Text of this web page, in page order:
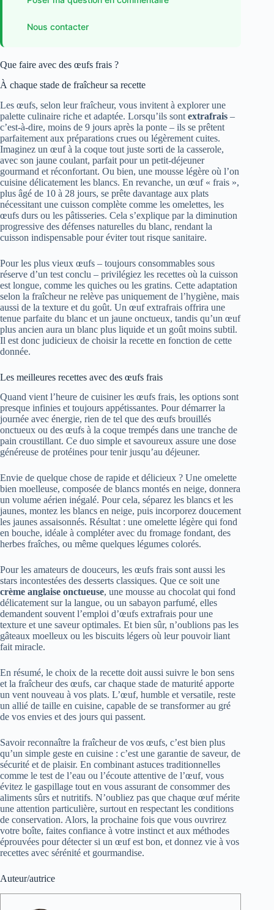
Nous contacter
Que faire avec des œufs frais ?
À chaque stade de fraîcheur sa recette
Les œufs, selon leur fraîcheur, vous invitent à explorer une
palette culinaire riche et adaptée. Lorsqu’ils sont extrafrais –
c’est-à-dire, moins de 9 jours après la ponte – ils se prêtent
parfaitement aux préparations crues ou légèrement cuites.
Imaginez un œuf à la coque tout juste sorti de la casserole,
avec son jaune coulant, parfait pour un petit-déjeuner
gourmand et réconfortant. Ou bien, une mousse légère où l’on
cuisine délicatement les blancs. En revanche, un œuf « frais »,
plus âgé de 10 à 28 jours, se prête davantage aux plats
nécessitant une cuisson complète comme les omelettes, les
œufs durs ou les pâtisseries. Cela s’explique par la diminution
progressive des défenses naturelles du blanc, rendant la
cuisson indispensable pour éviter tout risque sanitaire.
Pour les plus vieux œufs – toujours consommables sous
réserve d’un test conclu – privilégiez les recettes où la cuisson
est longue, comme les quiches ou les gratins. Cette adaptation
selon la fraîcheur ne relève pas uniquement de l’hygiène, mais
aussi de la texture et du goût. Un œuf extrafrais offrira une
tenue parfaite du blanc et un jaune onctueux, tandis qu’un œuf
plus ancien aura un blanc plus liquide et un goût moins subtil.
Il est donc judicieux de choisir la recette en fonction de cette
donnée.
Les meilleures recettes avec des œufs frais
Quand vient l’heure de cuisiner les œufs frais, les options sont
presque infinies et toujours appétissantes. Pour démarrer la
journée avec énergie, rien de tel que des œufs brouillés
onctueux ou des œufs à la coque trempés dans une tranche de
pain croustillant. Ce duo simple et savoureux assure une dose
généreuse de protéines pour tenir jusqu’au déjeuner.
Envie de quelque chose de rapide et délicieux ? Une omelette
bien moelleuse, composée de blancs montés en neige, donnera
un volume aérien inégalé. Pour cela, séparez les blancs et les
jaunes, montez les blancs en neige, puis incorporez doucement
les jaunes assaisonnés. Résultat : une omelette légère qui fond
en bouche, idéale à compléter avec du fromage fondant, des
herbes fraîches, ou même quelques légumes colorés.
Pour les amateurs de douceurs, les œufs frais sont aussi les
stars incontestées des desserts classiques. Que ce soit une
crème anglaise onctueuse, une mousse au chocolat qui fond
délicatement sur la langue, ou un sabayon parfumé, elles
demandent souvent l’emploi d’œufs extrafrais pour une
texture et une saveur optimales. Et bien sûr, n’oublions pas les
gâteaux moelleux ou les biscuits légers où leur pouvoir liant
fait miracle.
En résumé, le choix de la recette doit aussi suivre le bon sens
et la fraîcheur des œufs, car chaque stade de maturité apporte
un vent nouveau à vos plats. L’œuf, humble et versatile, reste
un allié de taille en cuisine, capable de se transformer au gré
de vos envies et des jours qui passent.
Savoir reconnaître la fraîcheur de vos œufs, c’est bien plus
qu’un simple geste en cuisine : c’est une garantie de saveur, de
sécurité et de plaisir. En combinant astuces traditionnelles
comme le test de l’eau ou l’écoute attentive de l’œuf, vous
évitez le gaspillage tout en vous assurant de consommer des
aliments sûrs et nutritifs. N’oubliez pas que chaque œuf mérite
une attention particulière, surtout en respectant les conditions
de conservation. Alors, la prochaine fois que vous ouvrirez
votre boîte, faites confiance à votre instinct et aux méthodes
éprouvées pour détecter si un œuf est bon, et donnez vie à vos
recettes avec sérénité et gourmandise.
Auteur/autrice